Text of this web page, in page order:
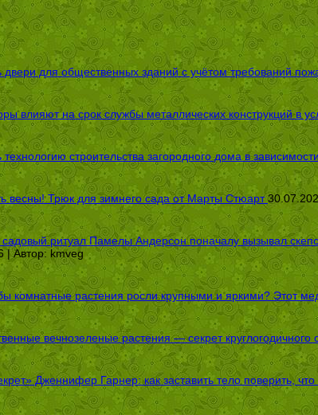
двери для общественных зданий с учётом требований
влияют на срок службы металлических конструкций в
технологию строительства загородного дома в
весны! Трюк для зимнего сада от Марты Стюарт
ритуал Памелы Андерсон поначалу вызывал
| Автор: kmveg
комнатные растения росли крупными и яркими? Этот
вечнозеленые растения — секрет
Дженнифер Гарнер: как заставить тело поверить,